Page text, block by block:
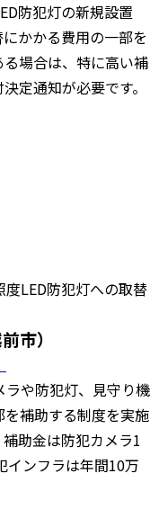
防犯灯の新規設置
かかる費用の一部を
場合は、特に高い補
定通知が必要です。
LED防犯灯への取替
市）
や防犯灯、見守り機
補助する制度を実施
助金は防犯カメラ1
インフラは年間10万